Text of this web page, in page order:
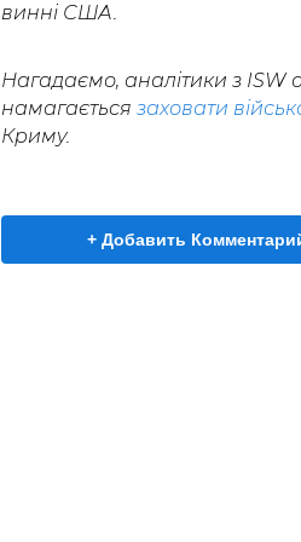
винні США.
Нагадаємо, аналітики з ISW
намагається заховати
Криму.
+ Добавить